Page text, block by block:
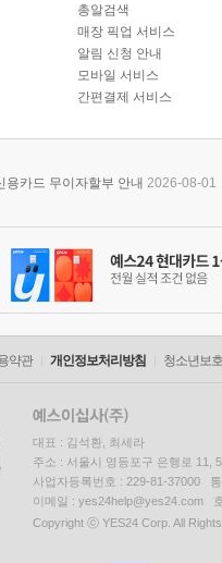
총알검색
매장 픽업 서비스
알림 신청 안내
모바일 서비스
간편결제 서비스
용카드 무이자할부 안내 2026-08-01
약관 개인정보처리방침 청소년보
대표 : 김석환, 최세라
주소 : 서울시 영등포구 은행로 11,
사업자등록번호 : 229-81-37000
이메일 : yes24help@yes24.com
Copyright ⓒ YES24 Corp. All